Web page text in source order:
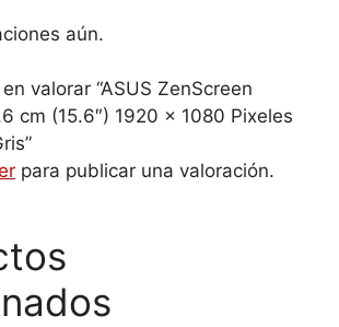
aún.
valorar “ASUS ZenScreen
cm (15.6″) 1920 x 1080 Pixeles
para publicar una valoración.